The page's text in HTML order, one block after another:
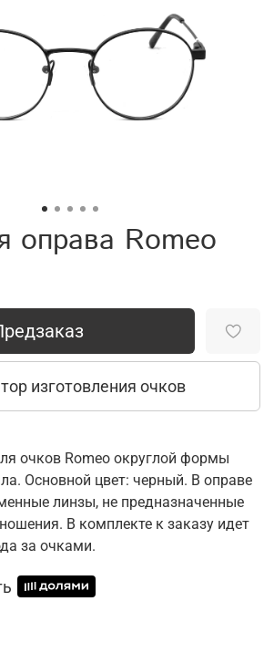
оправа Romeo
изготовления очков
очков Romeo округлой формы
Основной цвет: черный. В оправе
линзы, не предназначенные
В комплекте к заказу идет
за очками.